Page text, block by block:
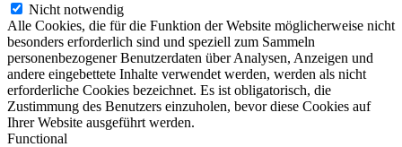
Nicht notwendig
Alle Cookies, die für die Funktion der Website möglicherweise nicht
besonders erforderlich sind und speziell zum Sammeln
personenbezogener Benutzerdaten über Analysen, Anzeigen und
andere eingebettete Inhalte verwendet werden, werden als nicht
erforderliche Cookies bezeichnet. Es ist obligatorisch, die
Zustimmung des Benutzers einzuholen, bevor diese Cookies auf
Ihrer Website ausgeführt werden.
Functional